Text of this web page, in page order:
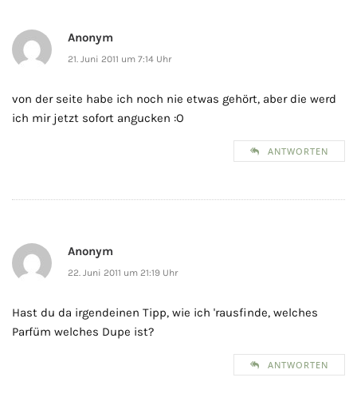
Anonym
21. Juni 2011 um 7:14 Uhr
von der seite habe ich noch nie etwas gehört, aber die werd
ich mir jetzt sofort angucken :O
ANTWORTEN
Anonym
22. Juni 2011 um 21:19 Uhr
Hast du da irgendeinen Tipp, wie ich 'rausfinde, welches
Parfüm welches Dupe ist?
ANTWORTEN